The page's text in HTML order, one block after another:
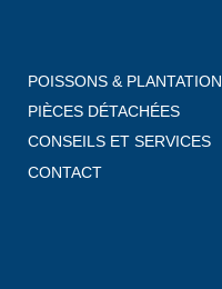
POISSONS & PLANTATION
PIÈCES DÉTACHÉES
CONSEILS ET SERVICES
CONTACT